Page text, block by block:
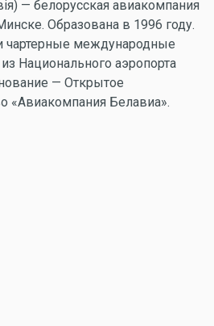
— белорусская авиакомпания
Образована в 1996 году.
международные
Национального аэропорта
— Открытое
«Авиакомпания Белавиа».